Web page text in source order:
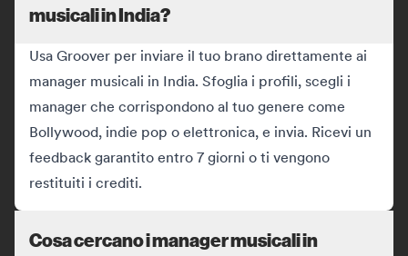
musicali in India?
Usa Groover per inviare il tuo brano direttamente ai
manager musicali in India. Sfoglia i profili, scegli i
manager che corrispondono al tuo genere come
Bollywood, indie pop o elettronica, e invia. Ricevi un
feedback garantito entro 7 giorni o ti vengono
restituiti i crediti.
Cosa cercano i manager musicali in